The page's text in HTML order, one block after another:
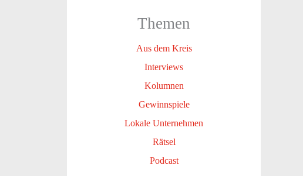
Themen
Aus dem Kreis
Interviews
Kolumnen
Gewinnspiele
Lokale Unternehmen
Rätsel
Podcast